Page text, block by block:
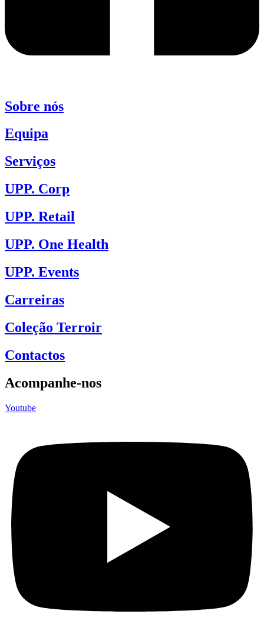
Sobre nós
Equipa
Serviços
UPP. Corp
UPP. Retail
UPP. One Health
UPP. Events
Carreiras
Coleção Terroir
Contactos
Acompanhe-nos
Youtube